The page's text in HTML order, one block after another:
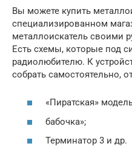
Вы можете купить
специализированном
металлоискатель своими
Есть схемы, которые под
радиолюбителю. К
собрать самостоятельно,
«Пиратская»
бабочка»;
Терминатор 3 и др.